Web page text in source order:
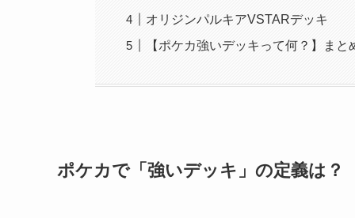
オリジンパルキアVSTARデッキ
【ポケカ強いデッキって何？】まと
ポケカで「強いデッキ」の定義は？